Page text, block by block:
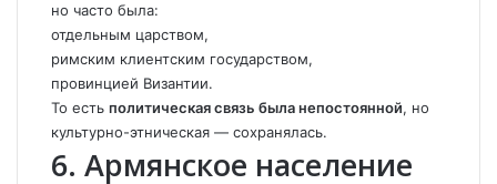
но часто была:
отдельным царством,
римским клиентским государством,
провинцией Византии.
То есть политическая связь была непостоянной, но
культурно-этническая — сохранялась.
6. Армянское население